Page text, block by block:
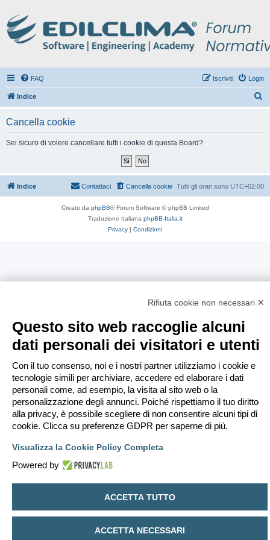
FAQ Login
Iscriviti
Indice
Cancella cookie
Sei sicuro di volere cancellare tutti i cookie di questa Board?
Indice Tutti gli orari sono UTC+02:00
Cancella cookie
Contattaci
Creato da phpBB® Forum Software © phpBB Limited
Traduzione Italiana phpBB-Italia.it
Privacy | Condizioni
Rifiuta cookie non necessari ✕
Questo sito web raccoglie alcuni
dati personali dei visitatori e utenti
Con il tuo consenso, noi e i nostri partner utilizziamo i cookie e
tecnologie simili per archiviare, accedere ed elaborare i dati
personali come, ad esempio, la visita al sito web o la
personalizzazione degli annunci. Poiché rispettiamo il tuo diritto
alla privacy, è possibile scegliere di non consentire alcuni tipi di
cookie. Clicca su preferenze GDPR per saperne di più.
Visualizza la Cookie Policy Completa
Powered by
ACCETTA TUTTO
ACCETTA NECESSARI